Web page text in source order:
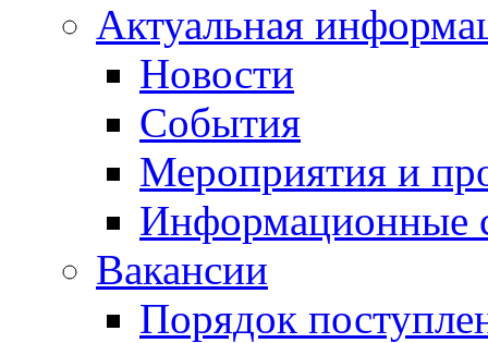
Актуальная
Новости
События
Мероприятия и
Информационные
Вакансии
Порядок